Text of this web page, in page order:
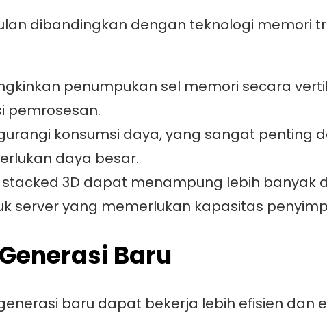
dibandingkan dengan teknologi memori
penumpukan sel memori secara
pemrosesan.
konsumsi daya, yang sangat penting
daya besar.
stacked 3D dapat menampung lebih banyak
server yang memerlukan kapasitas
Baru
baru dapat bekerja lebih efisien dan